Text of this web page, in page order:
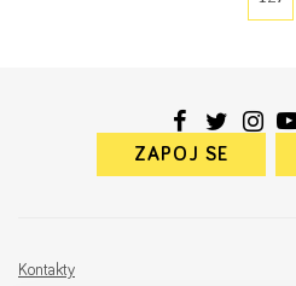
ZAPOJ SE
Kontakty